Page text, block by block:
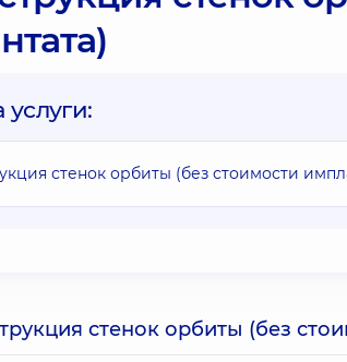
стенок орбиты (без стоимости
стенок орбиты (без